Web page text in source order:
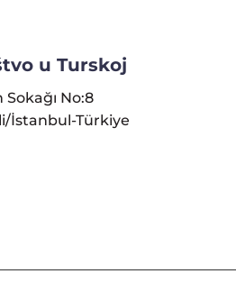
u Turskoj
No:8
İstanbul-Türkiye